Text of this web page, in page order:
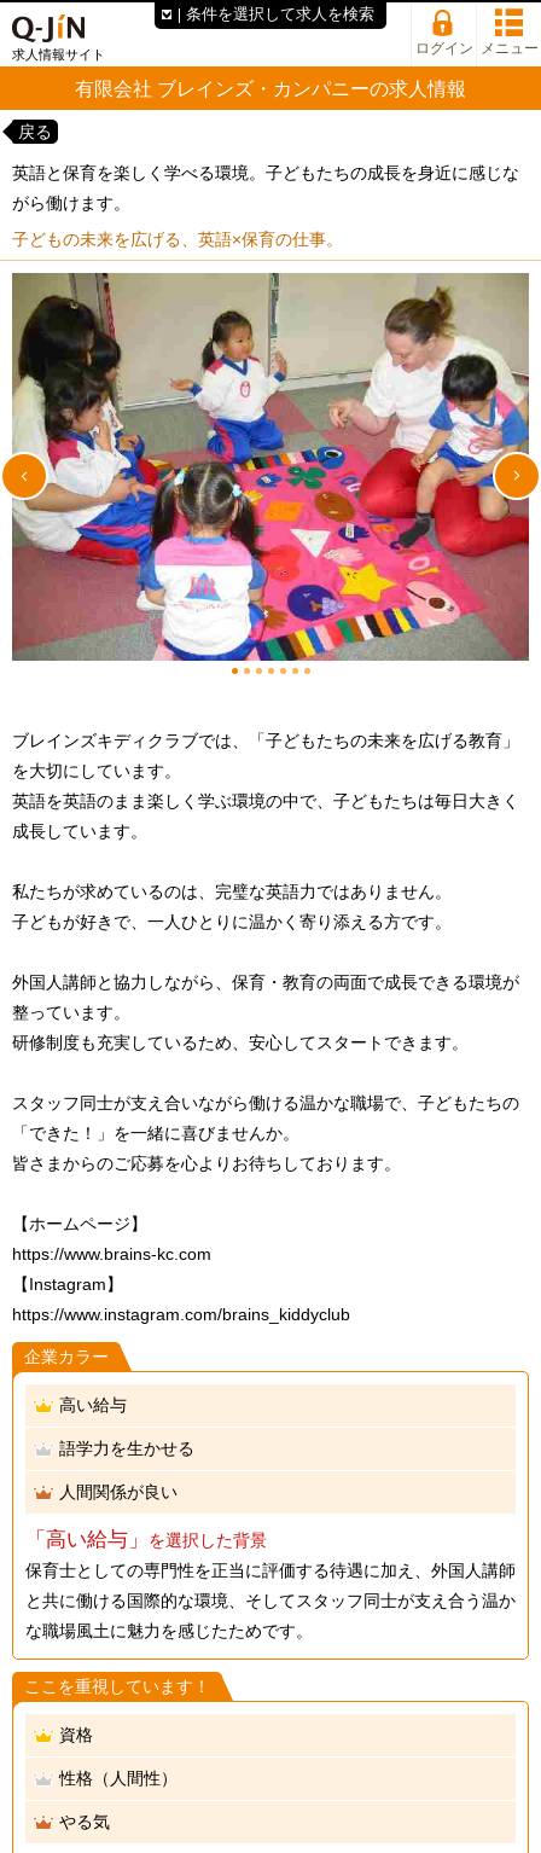
求人情報サイト ログイン メニュー
有限会社 ブレインズ・カンパニーの求人情報
戻る
英語と保育を楽しく学べる環境。子どもたちの成長を身近に感じな
がら働けます。
子どもの未来を広げる、英語×保育の仕事。
1234567
ブレインズキディクラブでは、「子どもたちの未来を広げる教育」
を大切にしています。
英語を英語のまま楽しく学ぶ環境の中で、子どもたちは毎日大きく
成長しています。
私たちが求めているのは、完璧な英語力ではありません。
子どもが好きで、一人ひとりに温かく寄り添える方です。
外国人講師と協力しながら、保育・教育の両面で成長できる環境が
整っています。
研修制度も充実しているため、安心してスタートできます。
スタッフ同士が支え合いながら働ける温かな職場で、子どもたちの
「できた！」を一緒に喜びませんか。
皆さまからのご応募を心よりお待ちしております。
【ホームページ】
https://www.brains-kc.com
【Instagram】
https://www.instagram.com/brains_kiddyclub
企業カラー
高い給与
語学力を生かせる
人間関係が良い
「高い給与」
を選択した背景
保育士としての専門性を正当に評価する待遇に加え、外国人講師
と共に働ける国際的な環境、そしてスタッフ同士が支え合う温か
な職場風土に魅力を感じたためです。
ここを重視しています！
資格
性格（人間性）
やる気
条件を選択して求人を検索